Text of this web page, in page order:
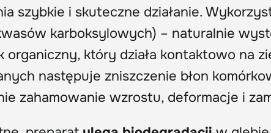
szybkie i skuteczne działanie.
karboksylowych) – naturalnie
organiczny, który działa kontaktowo na
następuje zniszczenie błon
zahamowanie wzrostu, deformacje i